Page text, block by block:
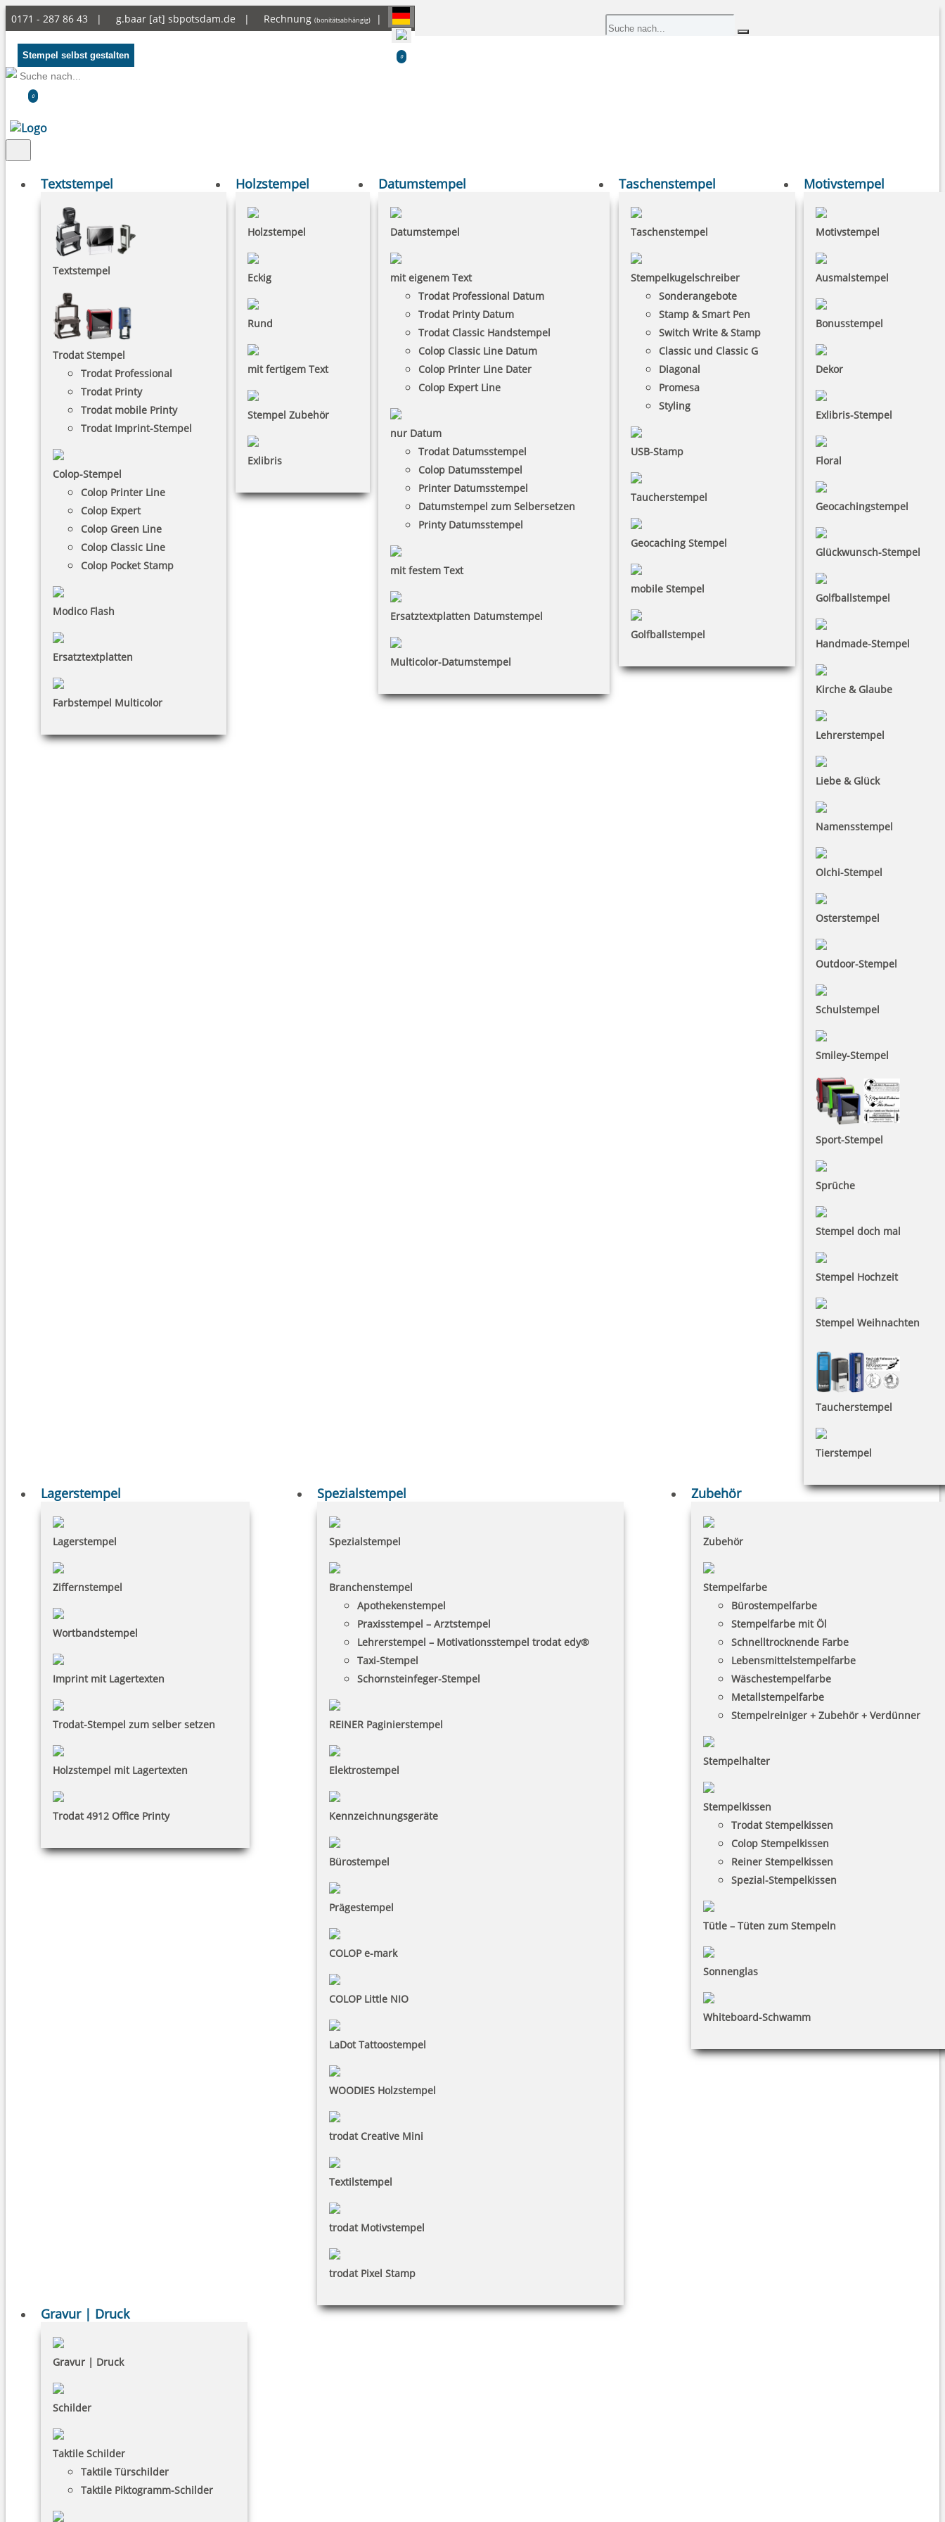
0171 - 287 86 43 | g.baar [at] sbpotsdam.de | Rechnung (bonitätsabhängig) |
0
Stempel selbst gestalten
0
Textstempel
Textstempel
Trodat Stempel
Trodat Professional
Trodat Printy
Trodat mobile Printy
Trodat Imprint-Stempel
Colop-Stempel
Colop Printer Line
Colop Expert
Colop Green Line
Colop Classic Line
Colop Pocket Stamp
Modico Flash
Ersatztextplatten
Farbstempel Multicolor
Holzstempel
Holzstempel
Eckig
Rund
mit fertigem Text
Stempel Zubehör
Exlibris
Datumstempel
Datumstempel
mit eigenem Text
Trodat Professional Datum
Trodat Printy Datum
Trodat Classic Handstempel
Colop Classic Line Datum
Colop Printer Line Dater
Colop Expert Line
nur Datum
Trodat Datumsstempel
Colop Datumsstempel
Printer Datumsstempel
Datumstempel zum Selbersetzen
Printy Datumsstempel
mit festem Text
Ersatztextplatten Datumstempel
Multicolor-Datumstempel
Taschenstempel
Taschenstempel
Stempelkugelschreiber
Sonderangebote
Stamp & Smart Pen
Switch Write & Stamp
Classic und Classic G
Diagonal
Promesa
Styling
USB-Stamp
Taucherstempel
Geocaching Stempel
mobile Stempel
Golfballstempel
Motivstempel
Motivstempel
Ausmalstempel
Bonusstempel
Dekor
Exlibris-Stempel
Floral
Geocachingstempel
Glückwunsch-Stempel
Golfballstempel
Handmade-Stempel
Kirche & Glaube
Lehrerstempel
Liebe & Glück
Namensstempel
Olchi-Stempel
Osterstempel
Outdoor-Stempel
Schulstempel
Smiley-Stempel
Sport-Stempel
Sprüche
Stempel doch mal
Stempel Hochzeit
Stempel Weihnachten
Taucherstempel
Tierstempel
Lagerstempel
Lagerstempel
Ziffernstempel
Wortbandstempel
Imprint mit Lagertexten
Trodat-Stempel zum selber setzen
Holzstempel mit Lagertexten
Trodat 4912 Office Printy
Spezialstempel
Spezialstempel
Branchenstempel
Apothekenstempel
Praxisstempel – Arztstempel
Lehrerstempel – Motivationsstempel trodat edy®
Taxi-Stempel
Schornsteinfeger-Stempel
REINER Paginierstempel
Elektrostempel
Kennzeichnungsgeräte
Bürostempel
Prägestempel
COLOP e-mark
COLOP Little NIO
LaDot Tattoostempel
WOODIES Holzstempel
trodat Creative Mini
Textilstempel
trodat Motivstempel
trodat Pixel Stamp
Zubehör
Zubehör
Stempelfarbe
Bürostempelfarbe
Stempelfarbe mit Öl
Schnelltrocknende Farbe
Lebensmittelstempelfarbe
Wäschestempelfarbe
Metallstempelfarbe
Stempelreiniger + Zubehör + Verdünner
Stempelhalter
Stempelkissen
Trodat Stempelkissen
Colop Stempelkissen
Reiner Stempelkissen
Spezial-Stempelkissen
Tütle – Tüten zum Stempeln
Sonnenglas
Whiteboard-Schwamm
Gravur | Druck
Gravur | Druck
Schilder
Taktile Schilder
Taktile Türschilder
Taktile Piktogramm-Schilder